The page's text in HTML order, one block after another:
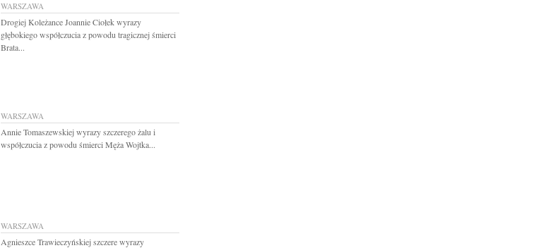
WARSZAWA
Drogiej Koleżance Joannie Ciołek wyrazy
głębokiego współczucia z powodu tragicznej śmierci
Brata...
WARSZAWA
Annie Tomaszewskiej wyrazy szczerego żalu i
współczucia z powodu śmierci Męża Wojtka...
WARSZAWA
Agnieszce Trawieczyńskiej szczere wyrazy